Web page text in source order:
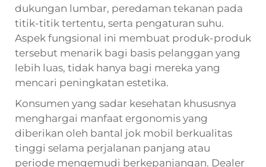
dukungan lumbar, peredaman tekanan pada
titik-titik tertentu, serta pengaturan suhu.
Aspek fungsional ini membuat produk-produk
tersebut menarik bagi basis pelanggan yang
lebih luas, tidak hanya bagi mereka yang
mencari peningkatan estetika.
Konsumen yang sadar kesehatan khususnya
menghargai manfaat ergonomis yang
diberikan oleh bantal jok mobil berkualitas
tinggi selama perjalanan panjang atau
periode mengemudi berkepanjangan. Dealer